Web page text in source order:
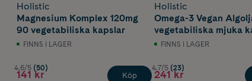
Holistic
Magnesium Komplex 120mg
90 vegetabiliska kapslar
FINNS I LAGER
4.6/5 (50)
141 kr Köp
Holistic
Omega-3 Vegan
vegetabiliska mjuka
FINNS I LAGER
4.7/5 (23)
241 kr